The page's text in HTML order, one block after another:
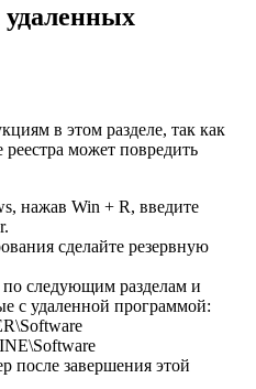
в этом разделе, так как
может повредить
нажав Win + R, введите
сделайте резервную
следующим разделам и
с удаленной программой:
после завершения этой